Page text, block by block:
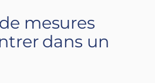
mesures
dans un